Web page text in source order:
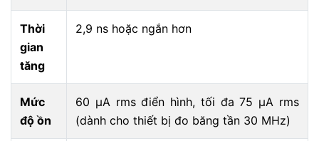
Thời
gian
tăng
2,9 ns hoặc ngắn hơn
Mức
độ ồn
60 μA rms điển hình, tối đa 75 μA rms
(dành cho thiết bị đo băng tần 30 MHz)